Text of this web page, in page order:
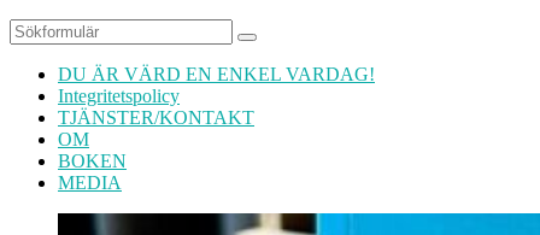
Sök
DU ÄR VÄRD EN ENKEL VARDAG!
Integritetspolicy
TJÄNSTER/KONTAKT
OM
BOKEN
MEDIA